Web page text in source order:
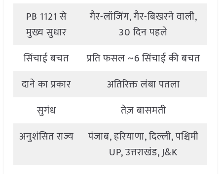
PB 1121 से
मुख्य सुधार
गैर-लॉजिंग, गैर-बिखरने वाली,
30 दिन पहले
सिंचाई बचत
प्रति फसल ~6 सिंचाई की बचत
दाने का प्रकार
अतिरिक्त लंबा पतला
सुगंध
तेज़ बासमती
अनुशंसित राज्य
पंजाब, हरियाणा, दिल्ली, पश्चिमी
UP, उत्तराखंड, J&K